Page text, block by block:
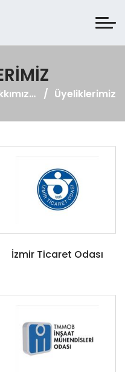
Hakkımızda Üyeliklerimiz
İzmir Ticaret Odası